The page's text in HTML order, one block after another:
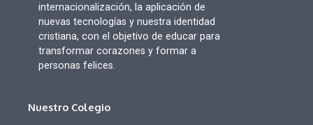
internacionalización, la aplicación de
nuevas tecnologías y nuestra identidad
cristiana, con el objetivo de educar para
transformar corazones y formar a
personas felices.
Nuestro Colegio